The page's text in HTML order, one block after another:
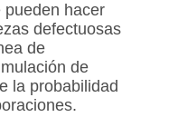
pueden hacer
defectuosas
de
de
la probabilidad